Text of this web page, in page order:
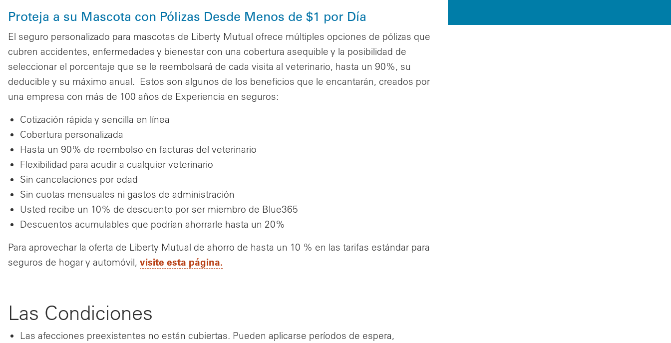
Proteja a su Mascota con Pólizas Desde Menos de $1 por Día
El seguro personalizado para mascotas de Liberty Mutual ofrece múltiples opciones de pólizas que
cubren accidentes, enfermedades y bienestar con una cobertura asequible y la posibilidad de
seleccionar el porcentaje que se le reembolsará de cada visita al veterinario, hasta un 90%, su
deducible y su máximo anual. Estos son algunos de los beneficios que le encantarán, creados por
una empresa con más de 100 años de Experiencia en seguros:
Cotización rápida y sencilla en línea
Cobertura personalizada
Hasta un 90% de reembolso en facturas del veterinario
Flexibilidad para acudir a cualquier veterinario
Sin cancelaciones por edad
Sin cuotas mensuales ni gastos de administración
Usted recibe un 10% de descuento por ser miembro de Blue365
Descuentos acumulables que podrían ahorrarle hasta un 20%
Para aprovechar la oferta de Liberty Mutual de ahorro de hasta un 10 % en las tarifas estándar para
seguros de hogar y automóvil, visite esta página.
Las Condiciones
Las afecciones preexistentes no están cubiertas. Pueden aplicarse períodos de espera,